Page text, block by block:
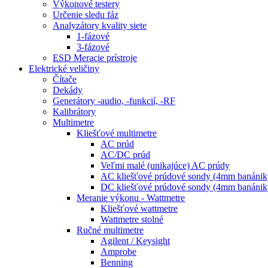
Výkonové testery
Určenie sledu fáz
Analyzátory kvality siete
1-fázové
3-fázové
ESD Meracie prístroje
Elektrické veličiny
Čítače
Dekády
Generátory -audio, -funkcií, -RF
Kalibrátory
Multimetre
Kliešťové multimetre
AC prúd
AC/DC prúd
Veľmi malé (unikajúce) AC prúdy
AC kliešťové prúdové sondy (4mm
DC kliešťové prúdové sondy (4mm
Meranie výkonu - Wattmetre
Kliešťové wattmetre
Wattmetre stolné
Ručné multimetre
Agilent / Keysight
Amprobe
Benning